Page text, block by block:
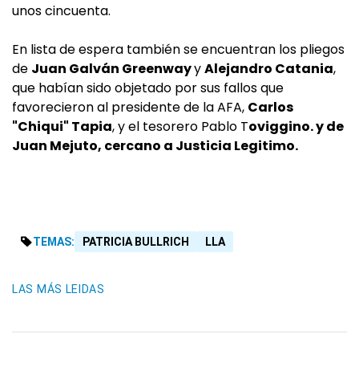
unos cincuenta.
En lista de espera también se encuentran los pliegos
de Juan Galván GreenwayyAlejandro Catania,
que habían sido objetado por sus fallos que
favorecieron al presidente de la AFA, Carlos
"Chiqui" Tapia, y el tesorero Pablo Toviggino. y de
Juan Mejuto, cercano a Justicia Legitimo.
TEMAS: PATRICIA BULLRICH LLA
LAS MÁS LEIDAS